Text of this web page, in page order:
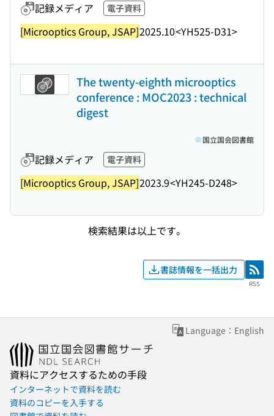
記録メディア 電子資料
[Microoptics Group, JSAP]2025.10<YH525-D31>
The twenty-eighth microoptics
conference : MOC2023 : technical
digest
記録メディア 電子資料
[Microoptics Group, JSAP]2023.9<YH245-D248>
国立国会図書館
検索結果は以上です。
書誌情報を一括出力 RSS
RSS
Language：English
資料にアクセスするための手段
インターネットで資料を読む
資料のコピーを入手する